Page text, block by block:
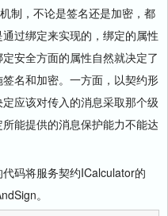
制，不论是签名还是加密，都
过绑定来实现的，绑定的属性
安全方面的属性自然就决定了
名和加密。一方面，以契约形
应该对传入的消息采取那个级
能提供的消息保护能力不能达
码将服务契约ICalculator的
。